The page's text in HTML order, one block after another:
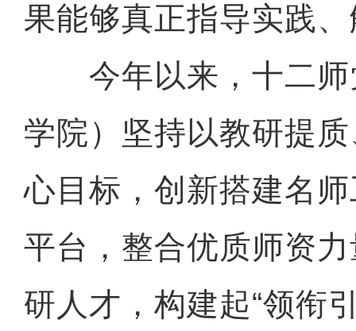
果能够真正指导实践
今年以来，十二师
学院）坚持以教研提
心目标，创新搭建名
平台，整合优质师资
研人才，构建起“领衔